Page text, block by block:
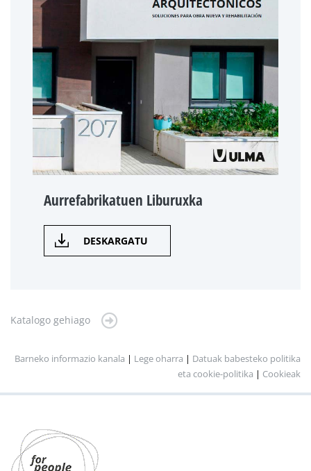
Aurrefabrikatuen Liburuxka
DESKARGATU
Katalogo gehiago
Barneko informazio kanala | Lege oharra | Datuak babesteko politika
eta cookie-politika | Cookieak